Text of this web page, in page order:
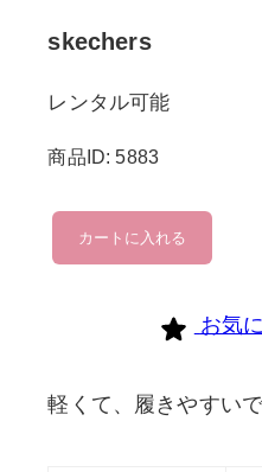
skechers
レンタル可能
商品ID: 5883
skechers
個
カートに入れる
お気
軽くて、履きやすいで